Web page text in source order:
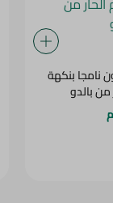
نامجا بنكهة
من بالدو